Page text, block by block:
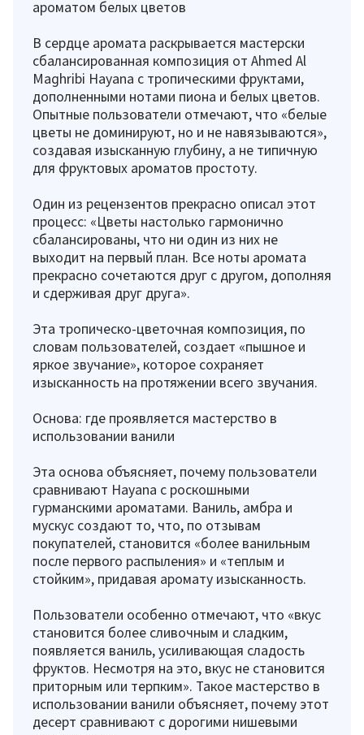
ароматом белых цветов
В сердце аромата раскрывается мастерски
сбалансированная композиция от Ahmed Al
Maghribi Hayana с тропическими фруктами,
дополненными нотами пиона и белых цветов.
Опытные пользователи отмечают, что «белые
цветы не доминируют, но и не навязываются»,
создавая изысканную глубину, а не типичную
для фруктовых ароматов простоту.
Один из рецензентов прекрасно описал этот
процесс: «Цветы настолько гармонично
сбалансированы, что ни один из них не
выходит на первый план. Все ноты аромата
прекрасно сочетаются друг с другом, дополняя
и сдерживая друг друга».
Эта тропическо-цветочная композиция, по
словам пользователей, создает «пышное и
яркое звучание», которое сохраняет
изысканность на протяжении всего звучания.
Основа: где проявляется мастерство в
использовании ванили
Эта основа объясняет, почему пользователи
сравнивают Hayana с роскошными
гурманскими ароматами. Ваниль, амбра и
мускус создают то, что, по отзывам
покупателей, становится «более ванильным
после первого распыления» и «теплым и
стойким», придавая аромату изысканность.
Пользователи особенно отмечают, что «вкус
становится более сливочным и сладким,
появляется ваниль, усиливающая сладость
фруктов. Несмотря на это, вкус не становится
приторным или терпким». Такое мастерство в
использовании ванили объясняет, почему этот
десерт сравнивают с дорогими нишевыми